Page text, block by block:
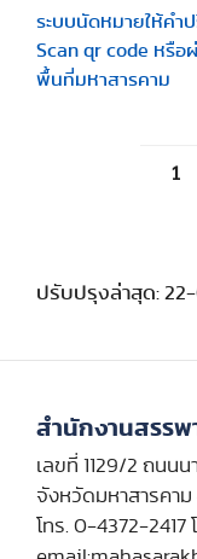
ระบบนัดหมายให้คำ
Scan qr code หรือ
พื้นที่มหาสารคาม
1
ปรับปรุงล่าสุด:
สำนักงานสรร
เลขที่ 1129/2 ถนน
จังหวัดมหาสารคา
โทร. 0-4372-2417